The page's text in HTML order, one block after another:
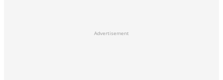
Advertisement